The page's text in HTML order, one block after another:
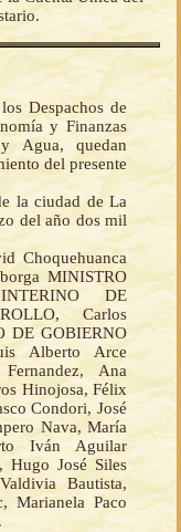
Despachos de
y Finanzas
Agua, quedan
del presente
la ciudad de La
del año dos mil
Choquehuanca
MINISTRO
DE
Carlos
DE GOBIERNO
Alberto Arce
Ana
Hinojosa, Félix
Condori, José
Nava, María
Iván Aguilar
Hugo José Siles
Bautista,
Marianela Paco